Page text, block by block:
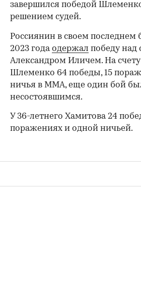
завершился победой
решением судей.
00:00
Россиянин в своем последнем
2023 годаодержал победу над
Александром Иличем. На счету
Шлеменко 64 победы, 15
ничья в ММА, еще один бой
несостоявшимся.
У 36-летнего Хамитова 24
поражениях и одной ничьей.